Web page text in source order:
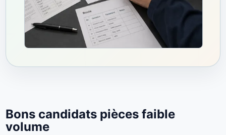
Bons candidats pièces faible
volume